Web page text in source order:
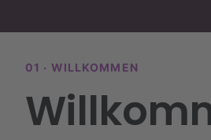
01 · WILLKOMMEN